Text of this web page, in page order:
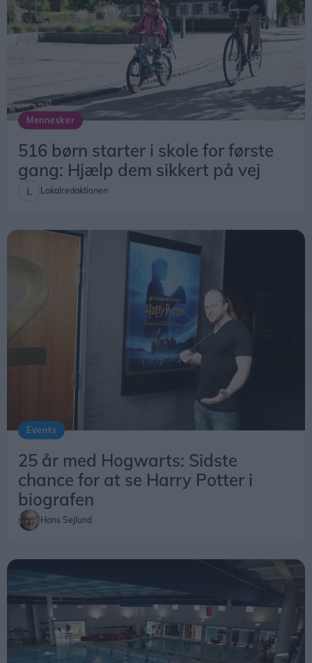
Mennesker
516 børn starter i skole for første
gang: Hjælp dem sikkert på vej
Lokalredaktionen
Events
25 år med Hogwarts: Sidste
chance for at se Harry Potter i
biografen
Hans Sejlund